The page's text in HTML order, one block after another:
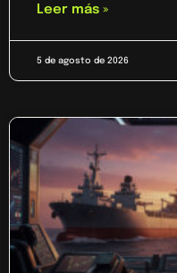
Leer más »
5 de agosto de 2026